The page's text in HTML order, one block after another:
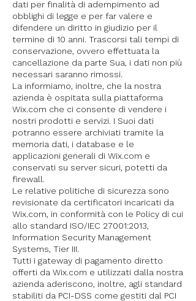
dati per finalità di adempimento ad
obblighi di legge e per far valere e
difendere un diritto in giudizio per il
termine di 10 anni. Trascorsi tali tempi di
conservazione, ovvero effettuata la
cancellazione da parte Sua, i dati non più
necessari saranno rimossi.
La informiamo, inoltre, che la nostra
azienda è ospitata sulla piattaforma
Wix.com che ci consente di vendere i
nostri prodotti e servizi. I Suoi dati
potranno essere archiviati tramite la
memoria dati, i database e le
applicazioni generali di Wix.com e
conservati su server sicuri, potetti da
firewall.
Le relative politiche di sicurezza sono
revisionate da certificatori incaricati da
Wix.com, in conformità con le Policy di cui
allo standard ISO/IEC 27001:2013,
Information Security Management
Systems, Tier III.
Tutti i gateway di pagamento diretto
offerti da Wix.com e utilizzati dalla nostra
azienda aderiscono, inoltre, agli standard
stabiliti da PCI-DSS come gestiti dal PCI